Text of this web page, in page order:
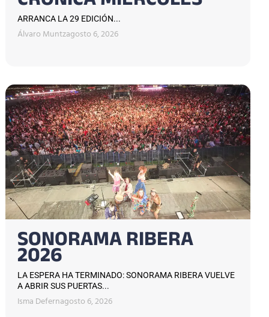
ARRANCA LA 29 EDICIÓN...
Álvaro Muntzagosto 6, 2026
SONORAMA RIBERA
2026
LA ESPERA HA TERMINADO: SONORAMA RIBERA VUELVE
A ABRIR SUS PUERTAS...
Isma Defernagosto 6, 2026